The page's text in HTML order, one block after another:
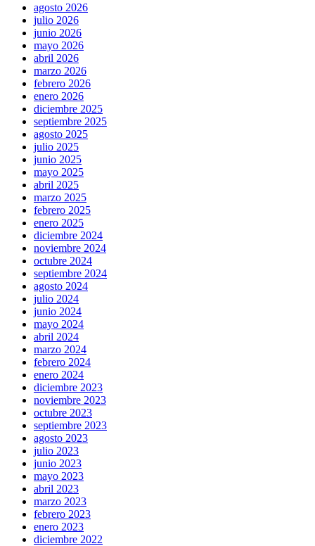
agosto 2026
julio 2026
junio 2026
mayo 2026
abril 2026
marzo 2026
febrero 2026
enero 2026
diciembre 2025
septiembre 2025
agosto 2025
julio 2025
junio 2025
mayo 2025
abril 2025
marzo 2025
febrero 2025
enero 2025
diciembre 2024
noviembre 2024
octubre 2024
septiembre 2024
agosto 2024
julio 2024
junio 2024
mayo 2024
abril 2024
marzo 2024
febrero 2024
enero 2024
diciembre 2023
noviembre 2023
octubre 2023
septiembre 2023
agosto 2023
julio 2023
junio 2023
mayo 2023
abril 2023
marzo 2023
febrero 2023
enero 2023
diciembre 2022